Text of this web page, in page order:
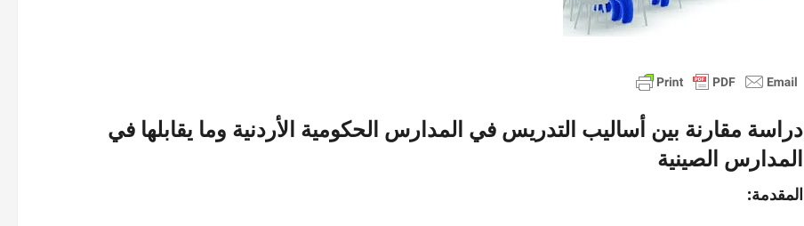
دراسة مقارنة بين أساليب التدريس في المدارس الحكومية الأردنية وما يقابلها في
المدارس الصينية
المقدمة: